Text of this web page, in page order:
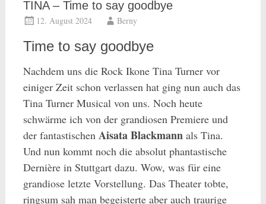
TINA – Time to say goodbye
12. August 2024 Berny
Time to say goodbye
Nachdem uns die Rock Ikone Tina Turner vor
einiger Zeit schon verlassen hat ging nun auch das
Tina Turner Musical von uns. Noch heute
schwärme ich von der grandiosen Premiere und
der fantastischen Aisata Blackmannals Tina.
Und nun kommt noch die absolut phantastische
Dernière in Stuttgart dazu. Wow, was für eine
grandiose letzte Vorstellung. Das Theater tobte,
ringsum sah man begeisterte aber auch traurige